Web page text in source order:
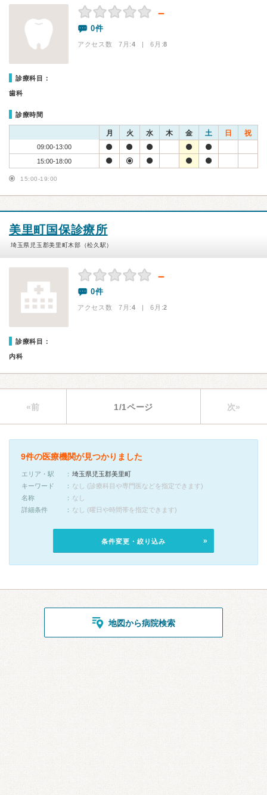
－
0件
アクセス数 7月:4 | 6月:8
診療科目：
歯科
診療時間
月 火 水 木 金 土 日 祝
09:00-13:00
15:00-18:00
15:00-19:00
美里町国保診療所
埼玉県児玉郡美里町木部（松久駅）
－
0件
アクセス数 7月:4 | 6月:2
診療科目：
内科
«前 1/1ページ 次»
9件の医療機関が見つかりました
エリア・駅
埼玉県児玉郡美里町
キーワード
なし (診療科目や専門医などを指定できます)
名称
なし
詳細条件
なし (曜日や時間帯を指定できます)
条件変更・絞り込み
地図から病院検索